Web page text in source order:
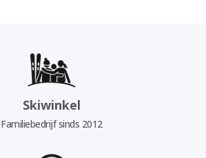
Skiwinkel
Familiebedrijf sinds 2012